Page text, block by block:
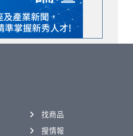
找商品
搜情報